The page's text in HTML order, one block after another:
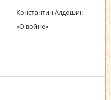
Константин Алдошин
«О войне»